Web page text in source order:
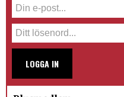
LOGGA IN